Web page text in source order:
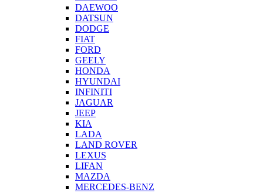
DAEWOO
DATSUN
DODGE
FIAT
FORD
GEELY
HONDA
HYUNDAI
INFINITI
JAGUAR
JEEP
KIA
LADA
LAND ROVER
LEXUS
LIFAN
MAZDA
MERCEDES-BENZ